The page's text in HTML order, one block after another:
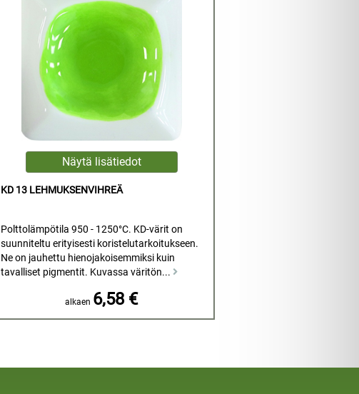
KD 13 LEHMUKSENVIHREÄ
Polttolämpötila 950 - 1250°C. KD-värit on
suunniteltu erityisesti koristelutarkoitukseen.
Ne on jauhettu hienojakoisemmiksi kuin
tavalliset pigmentit. Kuvassa väritön...
alkaen 6,58 €